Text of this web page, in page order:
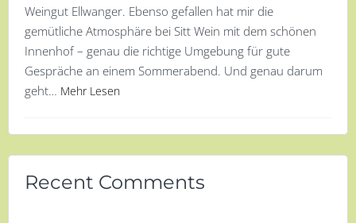
Weingut Ellwanger. Ebenso gefallen hat mir die
gemütliche Atmosphäre bei Sitt Wein mit dem schönen
Innenhof – genau die richtige Umgebung für gute
Gespräche an einem Sommerabend. Und genau darum
geht… Mehr Lesen
Recent Comments